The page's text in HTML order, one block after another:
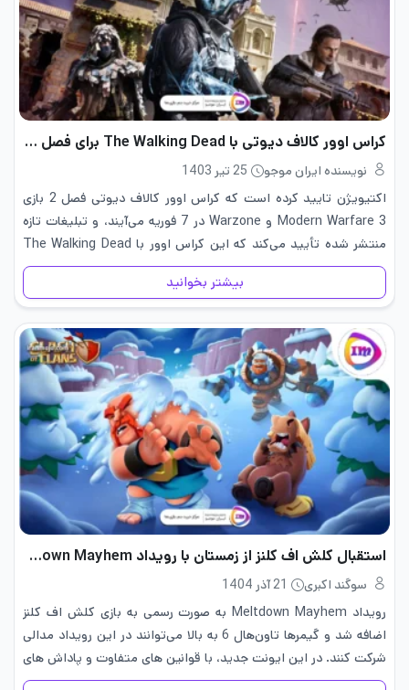
کراس اوور کالاف دیوتی با The Walking Dead برای فصل 2 تایید شد
نویسنده ایران موجو
25 تیر 1403
اکتیویژن تایید کرده است که کراس اوور کالاف دیوتی فصل 2 بازی
Modern Warfare 3 و Warzone در 7 فوریه می‌آیند، و تبلیغات تازه
منتشر شده تأیید می‌کند که این کراس اوور با The Walking Dead
رسماً رخ می‌دهد. همچنین…
بیشتر بخوانید
استقبال کلش اف کلنز از زمستان با رویداد Meltdown Mayhem
سوگند اکبری
21 آذر 1404
رویداد Meltdown Mayhem به صورت رسمی به بازی کلش اف کلنز
اضافه شد و گیمرها تاون‌هال 6 به بالا می‌توانند در این رویداد مدالی
شرکت کنند. در این ایونت جدید، با قوانین های متفاوت و پاداش های
ویژه رو به…